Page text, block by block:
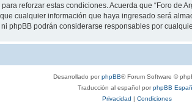
reforzar estas condiciones. Acuerda que “Foro de
cualquier información que haya ingresado será
phpBB podrán considerarse responsables por
Desarrollado porphpBB® Forum Software ©
Traducción al español porphpBB
Privacidad | Condiciones